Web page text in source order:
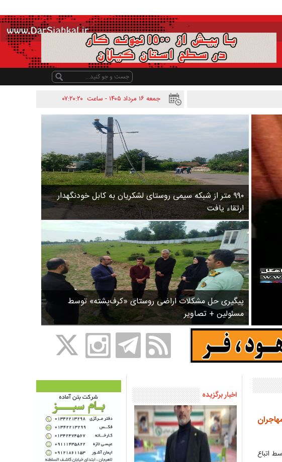
جمعه ۱۶ مرداد ۱۴۰۵ - ساعت
۰۷:۲۰:۲۰
۹۹۰ متر از شبکه سیمی روستای لشکریان به کابل خودنگهدار
ارتقاء یافت
پیگیری حل مشکلات اراضی روستای «کرف‌پشته» توسط
مسئولین + تصاویر
معلم نهضت
اتباع
اخبار برگزیده